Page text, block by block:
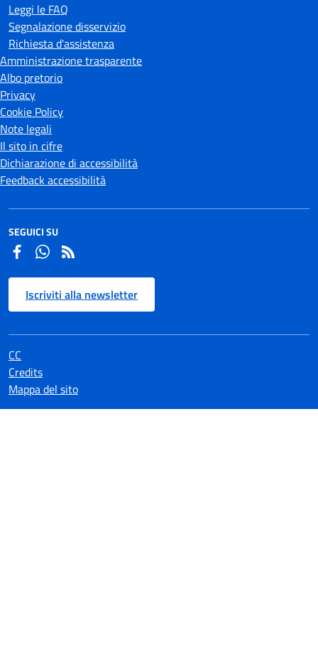
Leggi le FAQ
Segnalazione disservizio
Richiesta d'assistenza
Amministrazione trasparente
Albo pretorio
Privacy
Cookie Policy
Note legali
Il sito in cifre
Dichiarazione di accessibilità
Feedback accessibilità
SEGUICI SU
FacebookWhatsapp
Iscriviti alla newsletter
CC
Credits
Mappa del sito